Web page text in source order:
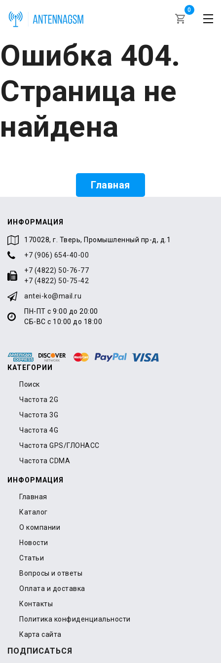
0
Ошибка 404.
Страница не
найдена
Главная
ИНФОРМАЦИЯ
170028, г. Тверь, Промышленный пр-д, д.1
+7 (906) 654-40-00
+7 (4822) 50-76-77
+7 (4822) 50-75-42
antei-ko@mail.ru
ПН-ПТ с 9:00 до 20:00
СБ-ВС с 10:00 до 18:00
КАТЕГОРИИ
Поиск
Частота 2G
Частота 3G
Частота 4G
Частота GPS/ГЛОНАСС
Частота CDMA
ИНФОРМАЦИЯ
Главная
Каталог
О компании
Новости
Статьи
Вопросы и ответы
Оплата и доставка
Контакты
Политика конфиденциальности
Карта сайта
ПОДПИСАТЬСЯ